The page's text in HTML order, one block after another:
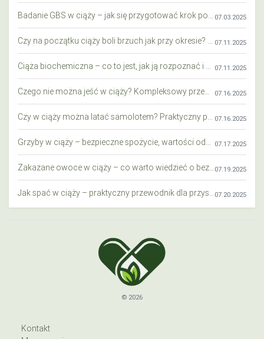
07.03.2025
07.11.2025
07.11.2025
07.16.2025
07.16.2025
07.17.2025
07.19.2025
07.20.2025
© 2026
Kontakt